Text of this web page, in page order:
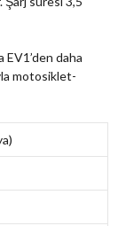
EV1’den daha
motosiklet-